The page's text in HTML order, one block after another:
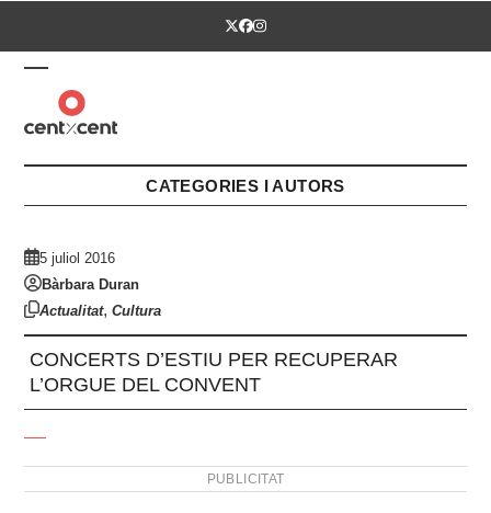
Twitter
Facebook
Instagram
Open
mobile
menu
Close
mobile
menu
CATEGORIES I AUTORS
5 juliol 2016
Bàrbara Duran
Actualitat,Cultura
CONCERTS D’ESTIU PER RECUPERAR
L’ORGUE DEL CONVENT
PUBLICITAT